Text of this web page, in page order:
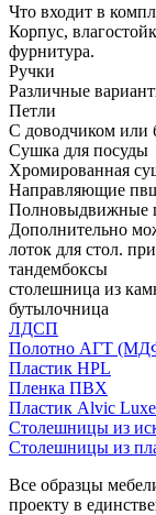
Что входит в
Корпус,
фурнитура.
Ручки
Различные
Петли
С доводчиком или
Сушка для посуды
Хромированная
Направляющие
Полновыдвижные
Дополнительно
лоток для стол.
тандембоксы
столешница из
бутылочница
ЛДСП
Полотно АГТ
Пластик HPL
Пленка ПВХ
Пластик Alvic Luxe
Столешницы из
Столешницы из
Все образцы
проекту в